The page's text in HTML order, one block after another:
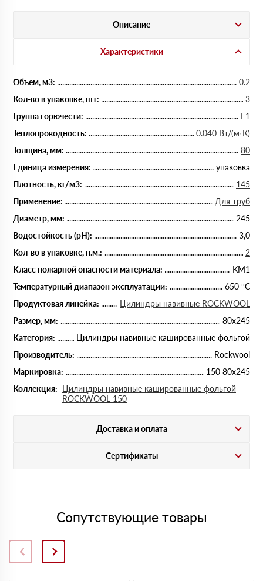
Описание
Характеристики
Объем, м3:
0.2
Кол-во в упаковке, шт:
3
Группа горючести:
Г1
Теплопроводность:
0.040 Вт/(м·К)
Толщина, мм:
80
Единица измерения:
упаковка
Плотность, кг/м3:
145
Применение:
Для труб
Диаметр, мм:
245
Водостойкость (рН):
3,0
Кол-во в упаковке, п.м.:
2
Класс пожарной опасности материала:
КМ1
Температурный диапазон эксплуатации:
650 °С
Продуктовая линейка:
Цилиндры навивные ROCKWOOL
Размер, мм:
80х245
Категория:
Цилиндры навивные кашированные фольгой
Производитель:
Rockwool
Маркировка:
150 80х245
Коллекция: Цилиндры навивные кашированные фольгой
ROCKWOOL 150
Доставка и оплата
Сертификаты
Сопутствующие товары